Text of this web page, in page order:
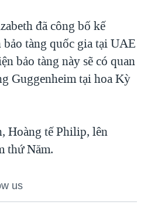
đã công bố kế
tàng quốc gia tại UAE
bảo tàng này sẽ có quan
Guggenheim tại hoa Kỳ
Hoàng tế Philip, lên
thứ Năm.
us